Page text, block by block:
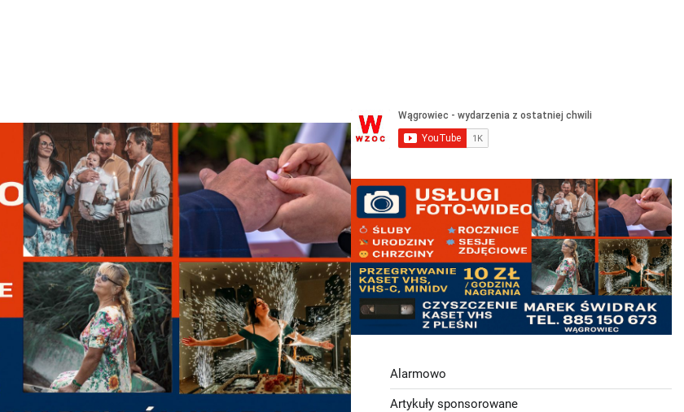
Alarmowo
Artykuły sponsorowane